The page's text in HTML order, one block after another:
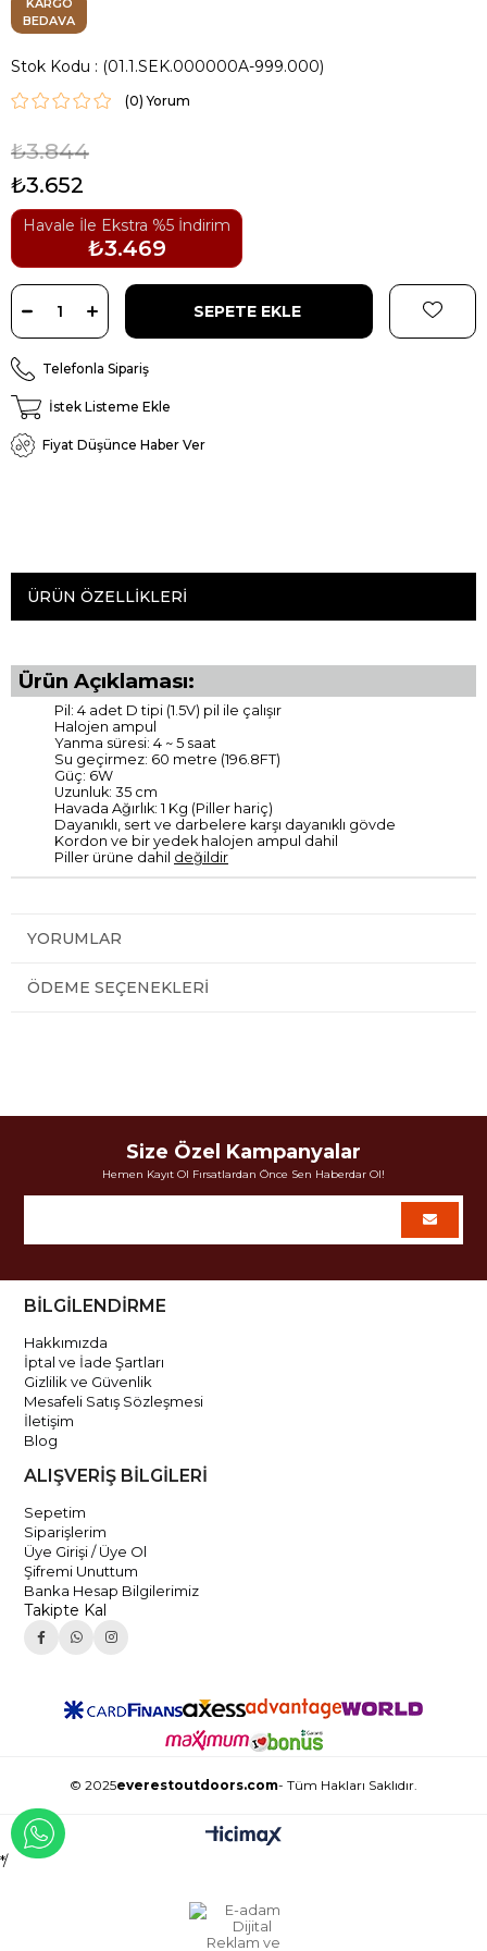
KARGO
BEDAVA
Stok Kodu (01.1.SEK.000000A-999.000)
(0)
₺3.844
₺3.652
Havale İle Ekstra %5 İndirim
₺3.469
Telefonla Sipariş
İstek Listeme Ekle
Fiyat Düşünce Haber Ver
ÜRÜN ÖZELLIKLERI
Ürün Açıklaması:
Pil: 4 adet D tipi (1.5V) pil ile çalışır
Halojen ampul
Yanma süresi: 4 ~ 5 saat
Su geçirmez: 60 metre (196.8FT)
Güç: 6W
Uzunluk: 35 cm
Havada Ağırlık: 1 Kg (Piller hariç)
Dayanıklı, sert ve darbelere karşı dayanıklı gövde
Kordon ve bir yedek halojen ampul dahil
Piller ürüne dahil değildir
YORUMLAR
ÖDEME SEÇENEKLERI
Size Özel Kampanyalar
Hemen Kayıt Ol Fırsatlardan Önce Sen Haberdar Ol!
BİLGİLENDİRME
Hakkımızda
İptal ve İade Şartları
Gizlilik ve Güvenlik
Mesafeli Satış Sözleşmesi
İletişim
Blog
ALIŞVERİŞ BİLGİLERİ
Sepetim
Siparişlerim
Üye Girişi / Üye Ol
Şifremi Unuttum
Banka Hesap Bilgilerimiz
Takipte Kal
© 2025everestoutdoors.com- Tüm Hakları Saklıdır.
*/
WHATSAPP İLE İLETİŞİME GEÇ